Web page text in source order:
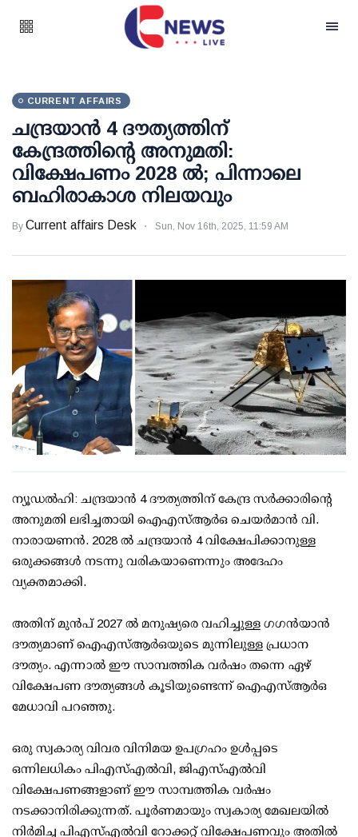
CURRENT AFFAIRS
ചന്ദ്രയാന്‍ 4 ദൗത്യത്തിന്
കേന്ദ്രത്തിന്റെ അനുമതി:
വിക്ഷേപണം 2028 ല്‍; പിന്നാലെ
ബഹിരാകാശ നിലയവും
By Current affairs Desk Sun, Nov 16th, 2025, 11:59 AM
ന്യൂഡല്‍ഹി: ചന്ദ്രയാന്‍ 4 ദൗത്യത്തിന് കേന്ദ്ര സര്‍ക്കാരിന്റെ
അനുമതി ലഭിച്ചതായി ഐഎസ്ആര്‍ഒ ചെയര്‍മാന്‍ വി.
നാരായണന്‍. 2028 ല്‍ ചന്ദ്രയാന്‍ 4 വിക്ഷേപിക്കാനുള്ള
ഒരുക്കങ്ങള്‍ നടന്നു വരികയാണെന്നും അദേഹം
വ്യക്തമാക്കി.
അതിന് മുന്‍പ് 2027 ല്‍ മനുഷ്യരെ വഹിച്ചുള്ള ഗഗന്‍യാന്‍
ദൗത്യമാണ് ഐഎസ്ആര്‍ഒയുടെ മുന്നിലുള്ള പ്രധാന
ദൗത്യം. എന്നാല്‍ ഈ സാമ്പത്തിക വര്‍ഷം തന്നെ ഏഴ്
വിക്ഷേപണ ദൗത്യങ്ങള്‍ കൂടിയുണ്ടെന്ന് ഐഎസ്ആര്‍ഒ
മേധാവി പറഞ്ഞു.
ഒരു സ്വകാര്യ വിവര വിനിമയ ഉപഗ്രഹം ഉള്‍പ്പടെ
ഒന്നിലധികം പിഎസ്എല്‍വി, ജിഎസ്എല്‍വി
വിക്ഷേപണങ്ങളാണ് ഈ സാമ്പത്തിക വര്‍ഷം
നടക്കാനിരിക്കുന്നത്. പൂര്‍ണമായും സ്വകാര്യ മേഖലയില്‍
നിര്‍മിച്ച പിഎസ്എല്‍വി റോക്കറ്റ് വിക്ഷേപണവും അതില്‍